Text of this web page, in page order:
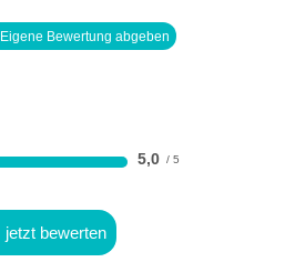
Eigene Bewertung abgeben
5,0
jetzt bewerten